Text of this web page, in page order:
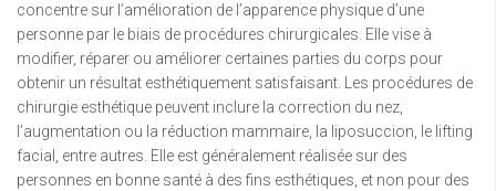
concentre sur l’amélioration de l’apparence physique d’une
personne par le biais de procédures chirurgicales. Elle vise à
modifier, réparer ou améliorer certaines parties du corps pour
obtenir un résultat esthétiquement satisfaisant. Les procédures de
chirurgie esthétique peuvent inclure la correction du nez,
l’augmentation ou la réduction mammaire, la liposuccion, le lifting
facial, entre autres. Elle est généralement réalisée sur des
personnes en bonne santé à des fins esthétiques, et non pour des